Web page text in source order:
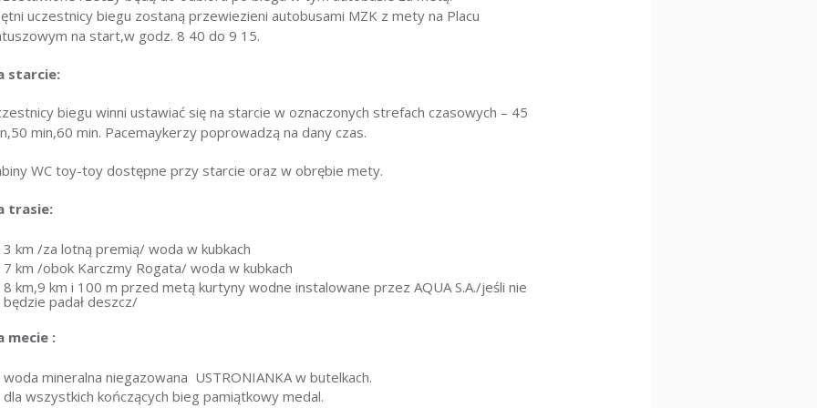
uczestnicy biegu zostaną przewiezieni autobusami MZK z mety na Placu
na start,w godz. 8 40 do 9 15.
starcie:
biegu winni ustawiać się na starcie w oznaczonych strefach czasowych – 45
min,60 min. Pacemaykerzy poprowadzą na dany czas.
WC toy-toy dostępne przy starcie oraz w obrębie mety.
trasie:
3 km /za lotną premią/ woda w kubkach
7 km /obok Karczmy Rogata/ woda w kubkach
8 km,9 km i 100 m przed metą kurtyny wodne instalowane przez AQUA S.A./jeśli nie
będzie padał deszcz/
mecie :
woda mineralna niegazowana USTRONIANKA w butelkach.
dla wszystkich kończących bieg pamiątkowy medal.